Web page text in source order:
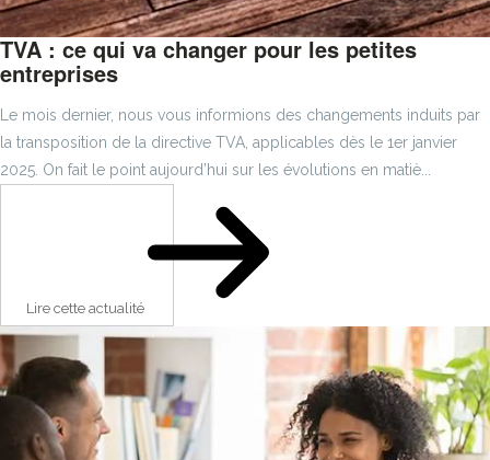
TVA : ce qui va changer pour les petites
entreprises
Le mois dernier, nous vous informions des changements induits par
la transposition de la directive TVA, applicables dès le 1er janvier
2025. On fait le point aujourd’hui sur les évolutions en matiè...
Lire cette actualité